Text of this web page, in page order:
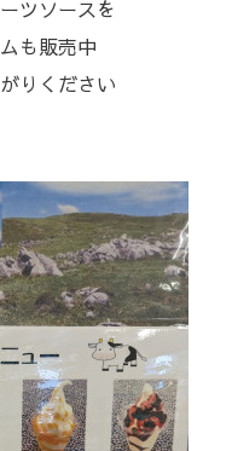
ツソースを
も販売中
りください